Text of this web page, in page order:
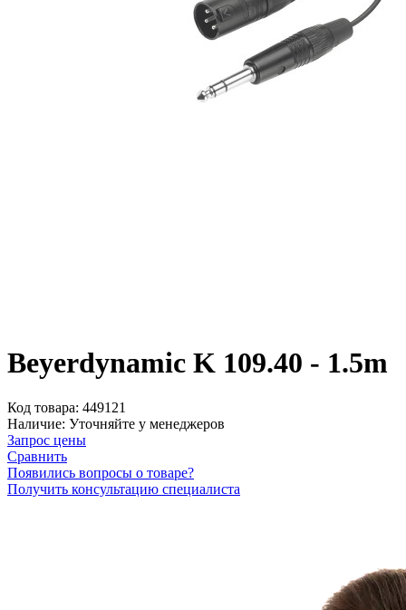
Beyerdynamic K 109.40 - 1.5m
Код товара: 449121
Наличие: Уточняйте у менеджеров
Запрос цены
Сравнить
Появились вопросы о товаре?
Получить консультацию специалиста